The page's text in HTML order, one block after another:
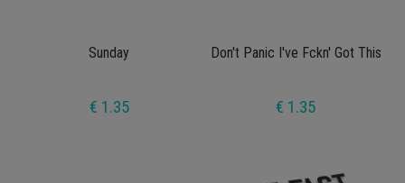
Sunday
€ 1.35
Don't Panic I've Fckn' Got This
€ 1.35